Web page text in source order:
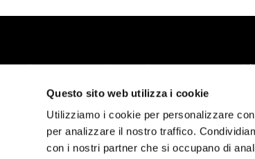
Questo sito web utilizza i cookie
Utilizziamo i cookie per personalizzare
per analizzare il nostro traffico.
con i nostri partner che si occupano di
di Marcello Chiapponi.
di questo sito web non
rapporto diretto medico-
In caso di dubbi,
Per ulteriori informazioni,
Scopri chi